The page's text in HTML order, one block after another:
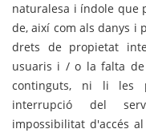
naturalesa i índole que
de, així com als danys i
drets de propietat
usuaris i / o la falta de
continguts, ni li les
interrupció del
impossibilitat d'accés